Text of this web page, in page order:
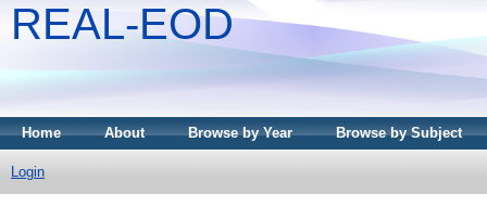
REAL-EOD
Home About Browse by Year Browse by Subject
Login